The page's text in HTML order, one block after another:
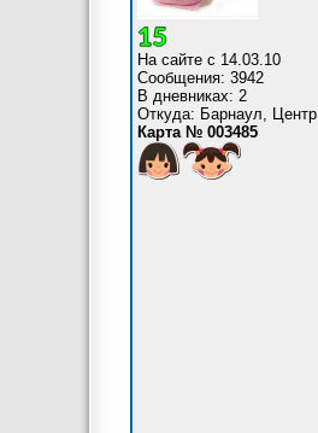
На сайте с 14.03.10
Сообщения: 3942
В дневниках: 2
Откуда: Барнаул, Центр
Карта № 003485